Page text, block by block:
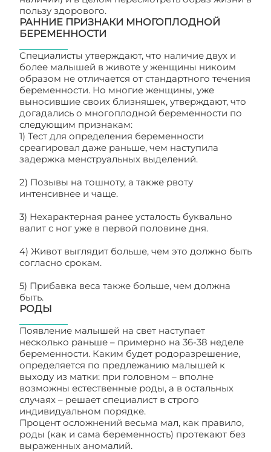
пользу здорового.
РАННИЕ ПРИЗНАКИ МНОГОПЛОДНОЙ
БЕРЕМЕННОСТИ
Специалисты утверждают, что наличие двух и
более малышей в животе у женщины никоим
образом не отличается от стандартного течения
беременности. Но многие женщины, уже
выносившие своих близняшек, утверждают, что
догадались о многоплодной беременности по
следующим признакам:
1) Тест для определения беременности
среагировал даже раньше, чем наступила
задержка менструальных выделений.
2) Позывы на тошноту, а также рвоту
интенсивнее и чаще.
3) Нехарактерная ранее усталость буквально
валит с ног уже в первой половине дня.
4) Живот выглядит больше, чем это должно быть
согласно срокам.
5) Прибавка веса также больше, чем должна
быть.
РОДЫ
Появление малышей на свет наступает
несколько раньше – примерно на 36-38 неделе
беременности. Каким будет родоразрешение,
определяется по предлежанию малышей к
выходу из матки: при головном – вполне
возможны естественные роды, а в остальных
случаях – решает специалист в строго
индивидуальном порядке.
Процент осложнений весьма мал, как правило,
роды (как и сама беременность) протекают без
выраженных аномалий.